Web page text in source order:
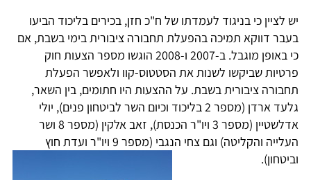
יש לציין כי בניגוד לעמדתו של ח"כ חזן, בכירים בליכוד הביעו
בעבר דווקא תמיכה בהפעלת תחבורה ציבורית בימי בשבת, אם
כי באופן מוגבל. ב-2007 ו-2008 הוגשו מספר הצעות חוק
פרטיות שביקשו לשנות את הסטטוס-קוו ולאפשר הפעלת
תחבורה ציבורית בשבת. על ההצעות היו חתומים, בין השאר,
גלעד ארדן (מספר 2 בליכוד וכיום השר לביטחון פנים), יולי
אדלשטיין (מספר 3 ויו"ר הכנסת), זאב אלקין (מספר 8 ושר
העלייה והקליטה) וגם צחי הנגבי (מספר 9 ויו"ר ועדת חוץ
וביטחון).